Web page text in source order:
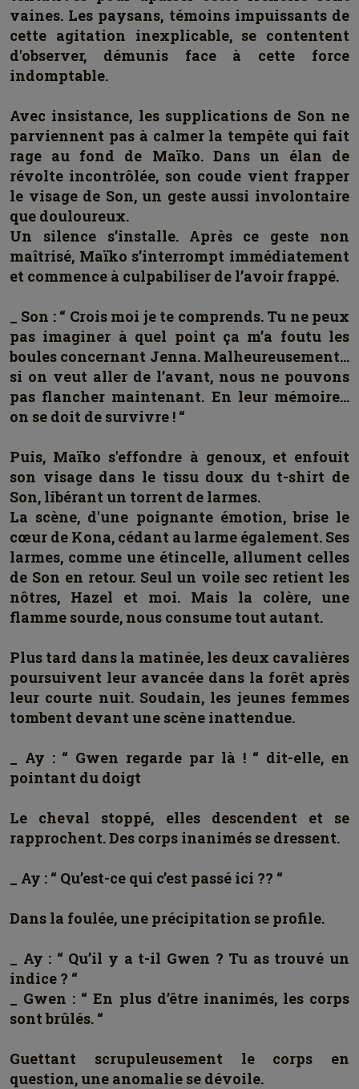
vaines. Les paysans, témoins impuissants de
cette agitation inexplicable, se contentent
d'observer, démunis face à cette force
indomptable.
Avec insistance, les supplications de Son ne
parviennent pas à calmer la tempête qui fait
rage au fond de Maïko. Dans un élan de
révolte incontrôlée, son coude vient frapper
le visage de Son, un geste aussi involontaire
que douloureux.
Un silence s’installe. Après ce geste non
maîtrisé, Maïko s’interrompt immédiatement
et commence à culpabiliser de l’avoir frappé.
_ Son : “ Crois moi je te comprends. Tu ne peux
pas imaginer à quel point ça m’a foutu les
boules concernant Jenna. Malheureusement…
si on veut aller de l’avant, nous ne pouvons
pas flancher maintenant. En leur mémoire…
on se doit de survivre ! “
Puis, Maïko s'effondre à genoux, et enfouit
son visage dans le tissu doux du t-shirt de
Son, libérant un torrent de larmes.
La scène, d'une poignante émotion, brise le
cœur de Kona, cédant au larme également. Ses
larmes, comme une étincelle, allument celles
de Son en retour. Seul un voile sec retient les
nôtres, Hazel et moi. Mais la colère, une
flamme sourde, nous consume tout autant.
Plus tard dans la matinée, les deux cavalières
poursuivent leur avancée dans la forêt après
leur courte nuit. Soudain, les jeunes femmes
tombent devant une scène inattendue.
_ Ay : “ Gwen regarde par là ! “ dit-elle, en
pointant du doigt
Le cheval stoppé, elles descendent et se
rapprochent. Des corps inanimés se dressent.
_ Ay : “ Qu’est-ce qui c’est passé ici ?? “
Dans la foulée, une précipitation se profile.
_ Ay : “ Qu’il y a t-il Gwen ? Tu as trouvé un
indice ? “
_ Gwen : “ En plus d’être inanimés, les corps
sont brûlés. “
Guettant scrupuleusement le corps en
question, une anomalie se dévoile.